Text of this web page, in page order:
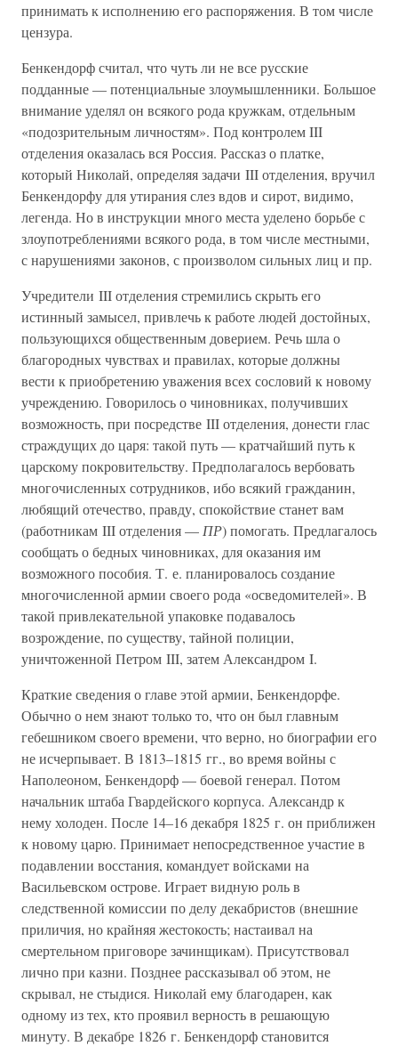
принимать к исполнению его распоряжения. В том числе
цензура.
Бенкендорф считал, что чуть ли не все русские
подданные — потенциальные злоумышленники. Большое
внимание уделял он всякого рода кружкам, отдельным
«подозрительным личностям». Под контролем III
отделения оказалась вся Россия. Рассказ о платке,
который Николай, определяя задачи III отделения, вручил
Бенкендорфу для утирания слез вдов и сирот, видимо,
легенда. Но в инструкции много места уделено борьбе с
злоупотреблениями всякого рода, в том числе местными,
с нарушениями законов, с произволом сильных лиц и пр.
Учредители III отделения стремились скрыть его
истинный замысел, привлечь к работе людей достойных,
пользующихся общественным доверием. Речь шла о
благородных чувствах и правилах, которые должны
вести к приобретению уважения всех сословий к новому
учреждению. Говорилось о чиновниках, получивших
возможность, при посредстве III отделения, донести глас
страждущих до царя: такой путь — кратчайший путь к
царскому покровительству. Предполагалось вербовать
многочисленных сотрудников, ибо всякий гражданин,
любящий отечество, правду, спокойствие станет вам
(работникам III отделения — ПР) помогать. Предлагалось
сообщать о бедных чиновниках, для оказания им
возможного пособия. Т. е. планировалось создание
многочисленной армии своего рода «осведомителей». В
такой привлекательной упаковке подавалось
возрождение, по существу, тайной полиции,
уничтоженной Петром III, затем Александром I.
Краткие сведения о главе этой армии, Бенкендорфе.
Обычно о нем знают только то, что он был главным
гебешником своего времени, что верно, но биографии его
не исчерпывает. В 1813–1815 гг., во время войны с
Наполеоном, Бенкендорф — боевой генерал. Потом
начальник штаба Гвардейского корпуса. Александр к
нему холоден. После 14–16 декабря 1825 г. он приближен
к новому царю. Принимает непосредственное участие в
подавлении восстания, командует войсками на
Васильевском острове. Играет видную роль в
следственной комиссии по делу декабристов (внешние
приличия, но крайняя жестокость; настаивал на
смертельном приговоре зачинщикам). Присутствовал
лично при казни. Позднее рассказывал об этом, не
скрывал, не стыдися. Николай ему благодарен, как
одному из тех, кто проявил верность в решающую
минуту. В декабре 1826 г. Бенкендорф становится